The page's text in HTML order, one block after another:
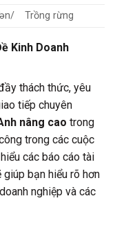
Trồng rừng
Kinh Doanh
thách thức, yêu
tiếp chuyên
nâng cao trong
trong các cuộc
các báo cáo tài
giúp bạn hiểu rõ hơn
nghiệp và các